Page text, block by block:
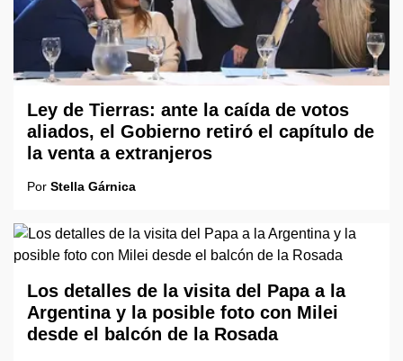
Ley de Tierras: ante la caída de votos
aliados, el Gobierno retiró el capítulo de
la venta a extranjeros
Por Stella Gárnica
Los detalles de la visita del Papa a la
Argentina y la posible foto con Milei
desde el balcón de la Rosada